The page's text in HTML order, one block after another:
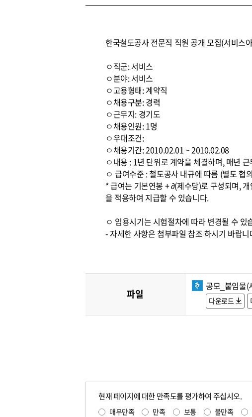
한국철도공사 전문직 직원 공개 모집(서비스
ㅇ직군: 서비스
ㅇ분야: 서비스
ㅇ고용형태: 계약직
ㅇ채용구분: 경력
ㅇ근무지: 경기도
ㅇ채용인원: 1명
ㅇ우대조건:
ㅇ채용기간: 2010.02.01 ~ 2010.02.08
ㅇ내용 : 1년 단위로 계약을 체결하며, 매년
ㅇ 급여수준 : 철도공사 내규에 따름 (별도 협
* 급여는 기본연봉 + ∂(제수당)로 구성되며,
을 적용하여 지급할 수 있습니다.
ㅇ 임용시기는 시험절차에 따라 변경될 수 있
- 자세한 사항은 첨부파일 참조 하시기 바랍니
파일
공모_붙임물
다운로드
현재 페이지에 대한 만족도를 평가하여 주십시오.
매우만족 만족 보통 불만족